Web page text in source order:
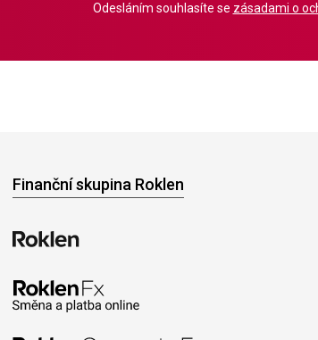
Odesláním souhlasíte se zásadami o
Finanční skupina Roklen